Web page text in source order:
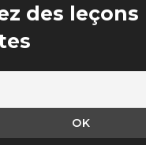
des leçons